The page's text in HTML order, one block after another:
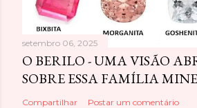
setembro 06, 2025
O BERILO - UMA VISÃO
SOBRE ESSA FAMÍLIA
Compartilhar Postar um comentário